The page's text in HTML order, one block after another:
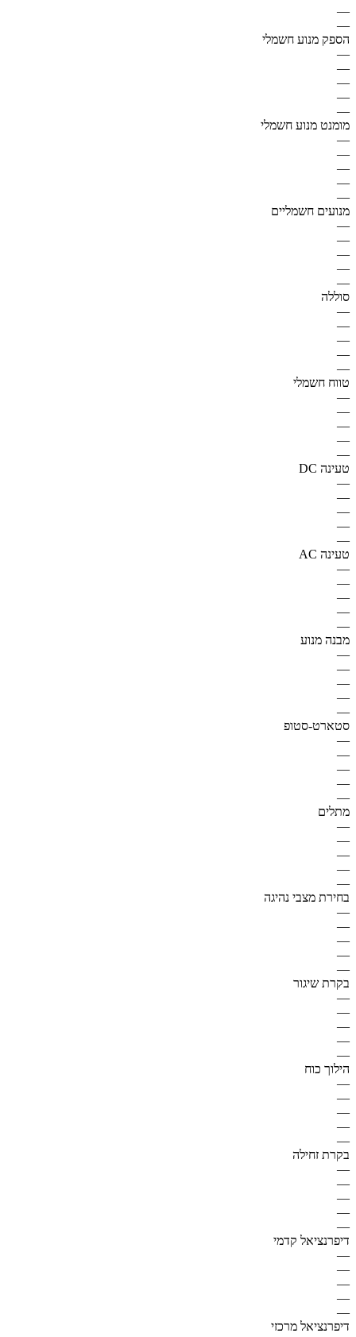
—
—
הספק מנוע חשמלי
—
—
—
—
—
מומנט מנוע חשמלי
—
—
—
—
—
מנועים חשמליים
—
—
—
—
—
סוללה
—
—
—
—
—
טווח חשמלי
—
—
—
—
—
טעינה DC
—
—
—
—
—
טעינה AC
—
—
—
—
—
מבנה מנוע
—
—
—
—
—
סטארט-סטופ
—
—
—
—
—
מתלים
—
—
—
—
—
בחירת מצבי נהיגה
—
—
—
—
—
בקרת שיגור
—
—
—
—
—
הילוך כוח
—
—
—
—
—
בקרת זחילה
—
—
—
—
—
דיפרנציאל קדמי
—
—
—
—
—
דיפרנציאל מרכזי